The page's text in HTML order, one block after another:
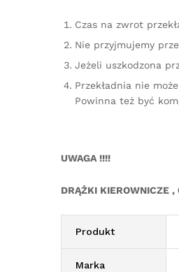
Czas na zwrot
Nie przyjmujemy
Jeżeli uszkodzona
Przekładnia nie
Powinna też być
UWAGA !!!!
DRĄŻKI KIEROWNICZE ,
Produkt
Marka